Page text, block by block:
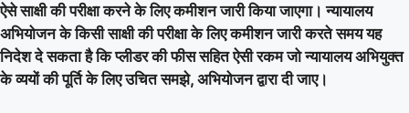
ऐसे साक्षी की परीक्षा करने के लिए कमीशन जारी किया जाएगा। न्यायालय
अभियोजन के किसी साक्षी की परीक्षा के लिए कमीशन जारी करते समय यह
निदेश दे सकता है कि प्लीडर की फीस सहित ऐसी रकम जो न्यायालय अभियुक्त
के व्ययों की पूर्ति के लिए उचित समझे, अभियोजन द्वारा दी जाए।